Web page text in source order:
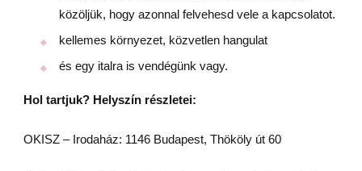
közöljük, hogy azonnal felvehesd vele a kapcsolatot.
kellemes környezet, közvetlen hangulat
és egy italra is vendégünk vagy.
Hol tartjuk? Helyszín részletei:
OKISZ – Irodaház: 1146 Budapest, Thököly út 60